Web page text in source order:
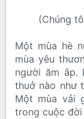
(Chúng
Một mùa hè
mùa yêu
người ăm ắp.
thuở nào như
Một mùa vải
trong cuộc đời